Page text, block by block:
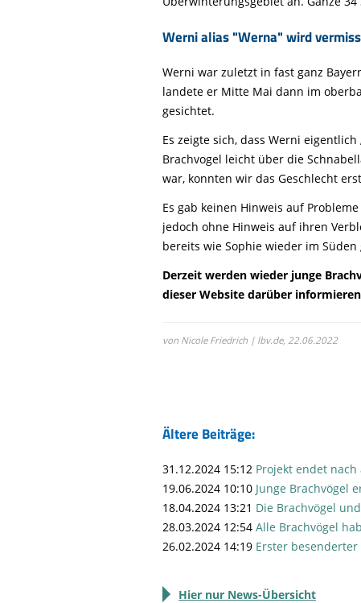
Life-Natur-Projekte
Auffangstation
Werni alias "Werna" wird
Werni war zuletzt in fast ganz
landete er Mitte Mai dann im
gesichtet.
Es zeigte sich, dass Werni
Brachvogel leicht über die
war, konnten wir das Geschlecht
Es gab keinen Hinweis auf
jedoch ohne Hinweis auf ihren
bereits wie Sophie wieder im
Derzeit werden wieder junge
dieser Website darüber
von Nicole Friedrich | lbv.de, 22.06.2022
Ältere Beiträge:
31.12.2024 15:12 Projekt endet nach
19.06.2024 10:10 Junge Brachvögel
18.04.2024 13:21 Die Brachvögel
28.03.2024 12:54 Alle Brachvögel
26.02.2024 14:19 Erster
Hier nur News-Übersicht